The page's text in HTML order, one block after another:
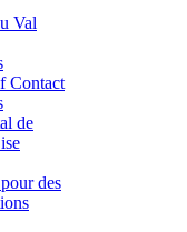
Val
Contact
de
des